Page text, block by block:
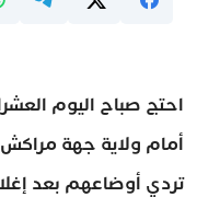
احتج صباح اليوم
أمام ولاية جهة مراكش
تردي أوضاعهم بعد